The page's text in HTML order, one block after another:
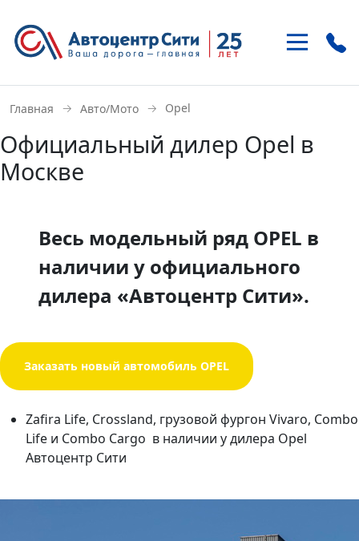
+7 (495)937-21-41
ул. Антонова-Овсеенко 15-1
+7 (495)
Главная → Авто/Мото → Opel
Официальный дилер Opel в
Москве
Весь модельный ряд OPEL в
наличии у официального
дилера «Автоцентр Сити».
Заказать новый автомобиль OPEL
Zafira Life, Crossland, грузовой фургон Vivaro, Combo
Life и Combo Cargo в наличии у дилера Opel
Автоцентр Сити